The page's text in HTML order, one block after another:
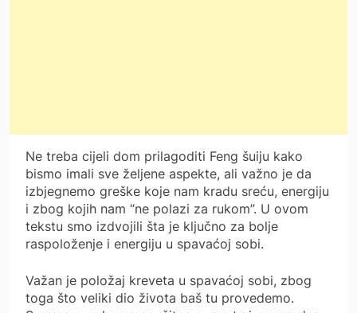
Ne treba cijeli dom prilagoditi Feng šuiju kako
bismo imali sve željene aspekte, ali važno je da
izbjegnemo greške koje nam kradu sreću, energiju
i zbog kojih nam “ne polazi za rukom”. U ovom
tekstu smo izdvojili šta je ključno za bolje
raspoloženje i energiju u spavaćoj sobi.
Važan je položaj kreveta u spavaćoj sobi, zbog
toga što veliki dio života baš tu provedemo.